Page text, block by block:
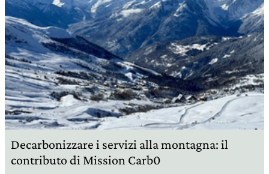
Decarbonizzare i servizi alla montagna: il
contributo di Mission Carb0